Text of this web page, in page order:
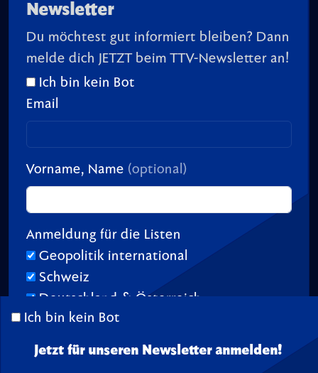
Newsletter
Du möchtest gut informiert bleiben? Dann
melde dich JETZT beim TTV-Newsletter an!
Ich bin kein Bot
Email
Vorname, Name (optional)
Anmeldung für die Listen
Geopolitik international
Schweiz
Deutschland & Österreich
Ich bin kein Bot
Jetzt für unseren Newsletter anmelden!